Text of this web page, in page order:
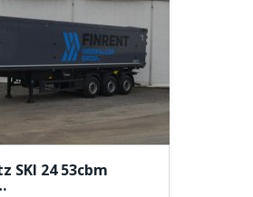
SKI 24 53cbm